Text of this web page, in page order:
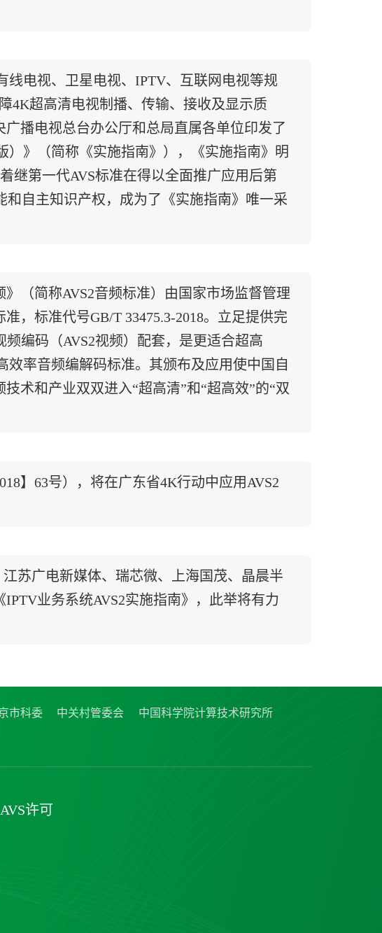
线电视、卫星电视、IPTV、互联网电视等规
4K超高清电视制播、传输、接收及显示质
播电视总台办公厅和总局直属各单位印发了
）》（简称《实施指南》），《实施指南》明
继第一代AVS标准在得以全面推广应用后第
和自主知识产权，成为了《实施指南》唯一采
（简称AVS2音频标准）由国家市场监督管理
，标准代号GB/T 33475.3-2018。立足提供完
编码（AVS2视频）配套，是更适合超高
率音频编解码标准。其颁布及应用使中国自
术和产业双双进入“超高清”和“超高效”的“双
】63号），将在广东省4K行动中应用AVS2
苏广电新媒体、瑞芯微、上海国茂、晶晨半
业务系统AVS2实施指南》，此举将有力
市科委 中关村管委会 中国科学院计算技术研究所
AVS许可